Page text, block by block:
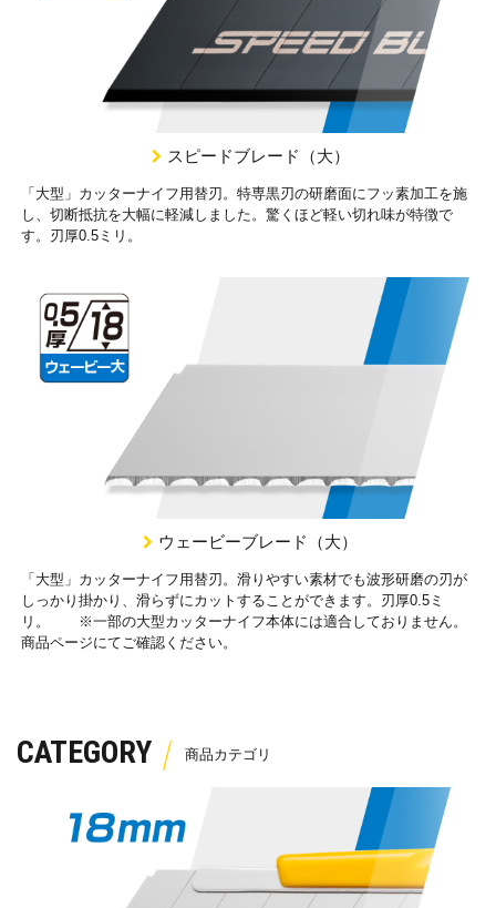
スピードブレード（大）
「大型」カッターナイフ用替刃。特専黒刃の研磨面にフッ素加工を施
し、切断抵抗を大幅に軽減しました。驚くほど軽い切れ味が特徴で
す。刃厚0.5ミリ。
ウェービーブレード（大）
「大型」カッターナイフ用替刃。滑りやすい素材でも波形研磨の刃が
しっかり掛かり、滑らずにカットすることができます。刃厚0.5ミ
リ。 ※一部の大型カッターナイフ本体には適合しておりません。
商品ページにてご確認ください。
CATEGORY